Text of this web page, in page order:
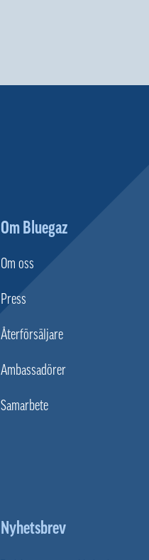
Om Bluegaz
Om oss
Press
Återförsäljare
Ambassadörer
Samarbete
Nyhetsbrev